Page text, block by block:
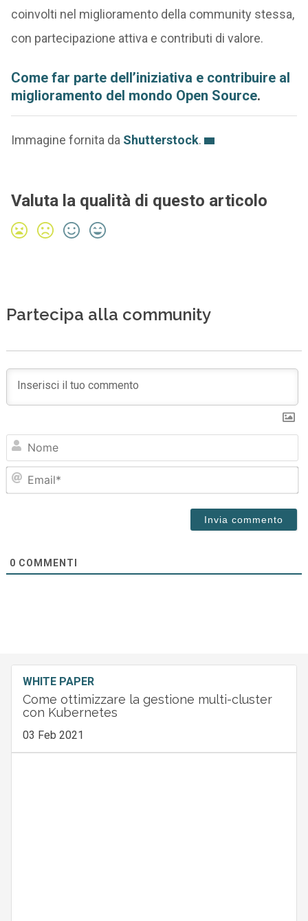
coinvolti nel miglioramento della community stessa,
con partecipazione attiva e contributi di valore.
Come far parte dell’iniziativa e contribuire al
miglioramento del mondo Open Source.
Immagine fornita da Shutterstock.
Valuta la qualità di questo articolo
Partecipa alla community
0 COMMENTI
WHITE PAPER
Come ottimizzare la gestione multi-cluster
con Kubernetes
03 Feb 2021